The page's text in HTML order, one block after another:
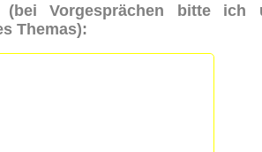
(bei Vorgesprächen bitte ich
Themas):